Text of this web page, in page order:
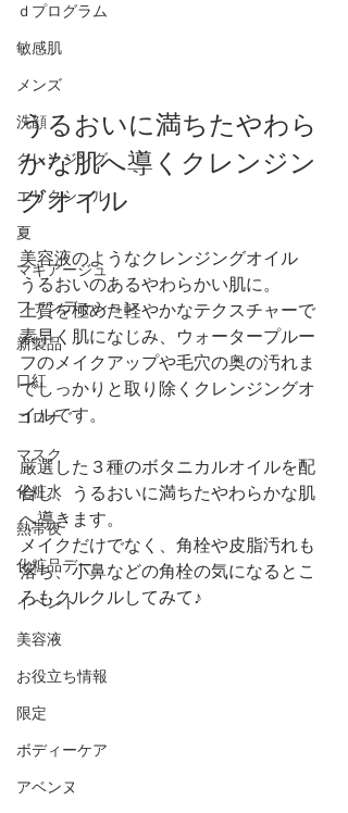
ｄプログラム
敏感肌
メンズ
洗顔
クレンジング
エリクシール
夏
マキアージュ
ファンデーション
新製品
口紅
コロナ
マスク
化粧水
熱帯夜
化粧品デー
イベント
美容液
お役立ち情報
限定
ボディーケア
アベンヌ
うるおいに満ちたやわら
かな肌へ導くクレンジン
グオイル
美容液のようなクレンジングオイル
うるおいのあるやわらかい肌に。
上質を極めた軽やかなテクスチャーで
素早く肌になじみ、ウォータープルー
フのメイクアップや毛穴の奥の汚れま
でしっかりと取り除くクレンジングオ
イルです。
厳選した３種のボタニカルオイルを配
合し、うるおいに満ちたやわらかな肌
へ導きます。
メイクだけでなく、角栓や皮脂汚れも
落ち、小鼻などの角栓の気になるとこ
ろもクルクルしてみて♪